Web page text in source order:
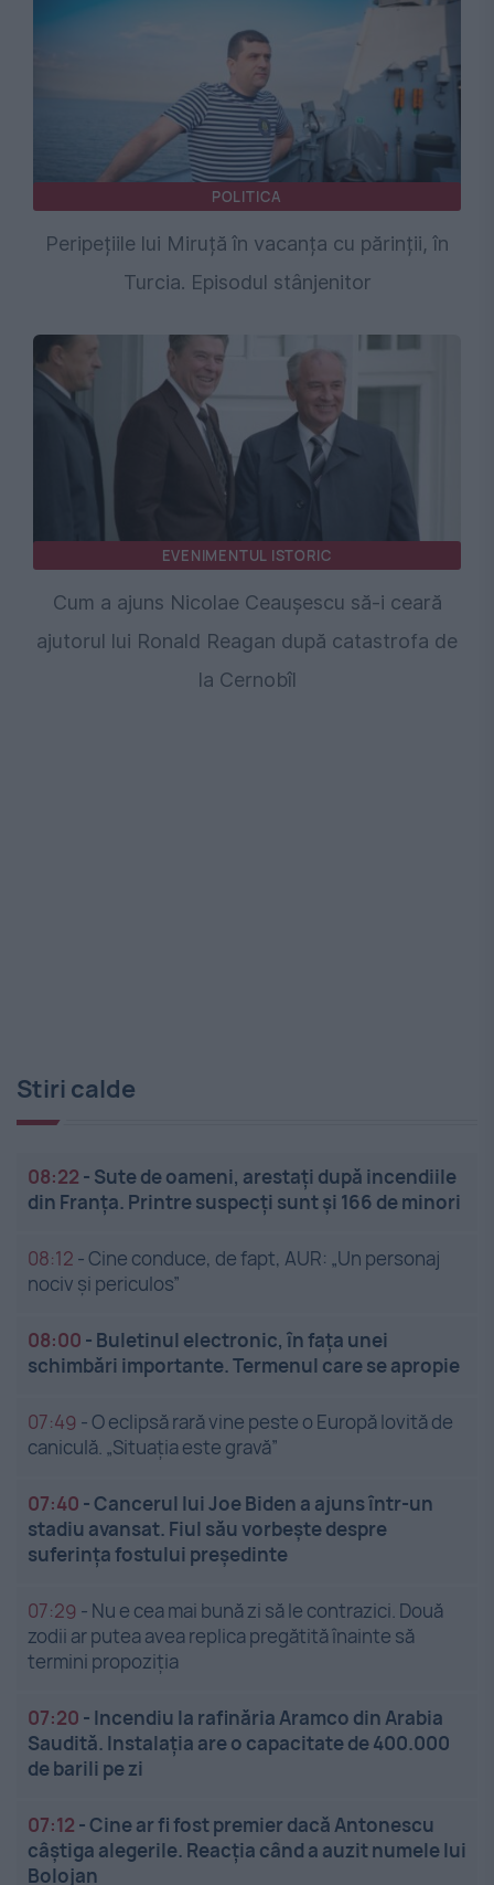
POLITICA
Peripețiile lui Miruță în vacanța cu părinții, în
Turcia. Episodul stânjenitor
EVENIMENTUL ISTORIC
Cum a ajuns Nicolae Ceaușescu să-i ceară
ajutorul lui Ronald Reagan după catastrofa de
la Cernobîl
Stiri calde
08:22 - Sute de oameni, arestați după incendiile
din Franța. Printre suspecți sunt și 166 de minori
08:12 -Cine conduce, de fapt, AUR: „Un personaj
nociv și periculos”
08:00 - Buletinul electronic, în fața unei
schimbări importante. Termenul care se apropie
07:49 -O eclipsă rară vine peste o Europă lovită de
caniculă. „Situația este gravă”
07:40 -Cancerul lui Joe Biden a ajuns într-un
stadiu avansat. Fiul său vorbește despre
suferința fostului președinte
07:29 - Nu e cea mai bună zi să le contrazici. Două
zodii ar putea avea replica pregătită înainte să
termini propoziția
07:20 - Incendiu la rafinăria Aramco din Arabia
Saudită. Instalația are o capacitate de 400.000
de barili pe zi
07:12 -Cine ar fi fost premier dacă Antonescu
câștiga alegerile. Reacția când a auzit numele lui
Bolojan